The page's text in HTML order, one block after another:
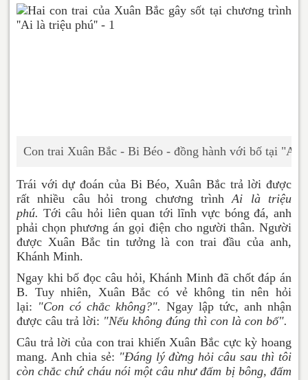
Con trai Xuân Bắc - Bi Béo - đồng hành với bố tại "Ai
Trái với dự đoán của Bi Béo, Xuân Bắc trả lời được
rất nhiều câu hỏi trong chương trìnhAi là triệu
phú. Tới câu hỏi liên quan tới lĩnh vực bóng đá, anh
phải chọn phương án gọi điện cho người thân. Người
được Xuân Bắc tin tưởng là con trai đầu của anh,
Khánh Minh.
Ngay khi bố đọc câu hỏi, Khánh Minh đã chốt đáp án
B. Tuy nhiên, Xuân Bắc có vẻ không tin nên hỏi
lại: "Con có chắc không?". Ngay lập tức, anh nhận
được câu trả lời: "Nếu không đúng thì con là con bố".
Câu trả lời của con trai khiến Xuân Bắc cực kỳ hoang
mang. Anh chia sẻ: "Đáng lý đừng hỏi câu sau thì tôi
còn chắc chứ cháu nói một câu như đấm bị bông, đấm